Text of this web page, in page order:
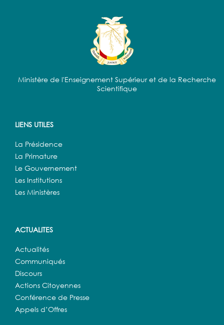
Ministère de l'Enseignement Supérieur et de la Recherche
Scientifique
LIENS UTILES
La Présidence
La Primature
Le Gouvernement
Les Institutions
Les Ministères
ACTUALITES
Actualités
Communiqués
Discours
Actions Citoyennes
Conférence de Presse
Appels d’Offres